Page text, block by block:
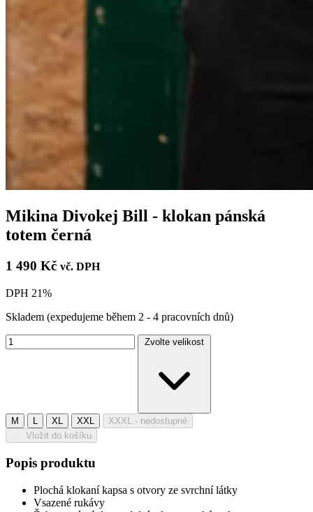
Mikina Divokej Bill - klokan pánská
totem černá
1 490 Kč vč. DPH
DPH 21%
Skladem (expedujeme během 2 - 4 pracovních dnů)
Zvolte velikost
M L XL XXL XXXL - nedostupné
Vložit do košíku
Popis produktu
Plochá klokaní kapsa s otvory ze svrchní látky
Vsazené rukávy